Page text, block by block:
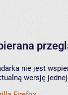
nie jest
wersję